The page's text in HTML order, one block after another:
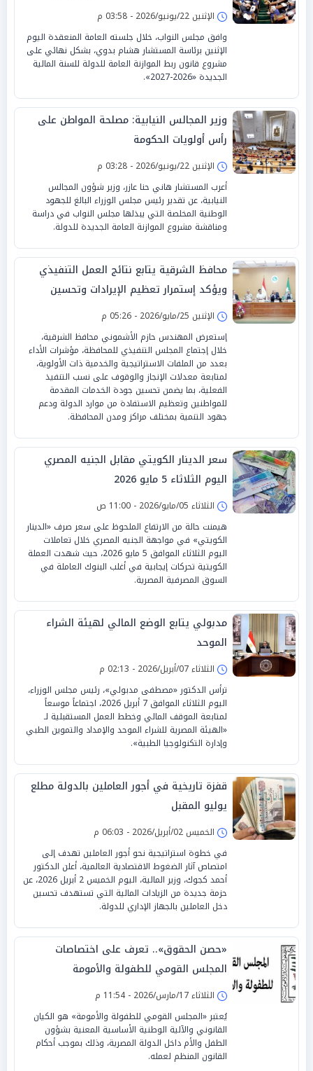
الإثنين 22/يونيو/2026 - 03:58 م
وافق مجلس النواب، خلال جلسته العامة المنعقدة اليوم
الإثنين برئاسة المستشار هشام بدوي، بشكل نهائي على
مشروع قانون ربط الموازنة العامة للدولة للسنة المالية
الجديدة «2026-2027».
وزير المجالس النيابية: مصلحة المواطن على
رأس أولويات الحكومة
الإثنين 22/يونيو/2026 - 03:28 م
أعرب المستشار هاني حنا عازر، وزير شؤون المجالس
النيابية، عن تقدير رئيس مجلس الوزراء البالغ للجهود
الوطنية المخلصة التي يبذلها مجلس النواب في دراسة
ومناقشة مشروع الموازنة العامة الجديدة للدولة.
محافظ الشرقية يتابع نتائج العمل التنفيذي
ويؤكد إستمرار تعظيم الإيرادات وتحسين
الخدمات للمواطنين
الإثنين 25/مايو/2026 - 05:26 م
إستعرض المهندس حازم الأشموني محافظ الشرقية،
خلال إجتماع المجلس التنفيذي للمحافظة، مؤشرات الأداء
بعدد من الملفات الاستراتيجية والخدمية ذات الأولوية،
لمتابعة معدلات الإنجاز والوقوف على نسب التنفيذ
الفعلية، بما يضمن تحسين جودة الخدمات المقدمة
للمواطنين وتعظيم الاستفادة من موارد الدولة ودعم
جهود التنمية بمختلف مراكز ومدن المحافظة.
سعر الدينار الكويتي مقابل الجنيه المصري
اليوم الثلاثاء 5 مايو 2026
الثلاثاء 05/مايو/2026 - 11:00 ص
هيمنت حالة من الارتفاع الملحوظ على سعر صرف «الدينار
الكويتي» في مواجهة الجنيه المصري خلال تعاملات
اليوم الثلاثاء الموافق 5 مايو 2026، حيث شهدت العملة
الكويتية تحركات إيجابية في أغلب البنوك العاملة في
السوق المصرفية المصرية.
مدبولي يتابع الوضع المالي لهيئة الشراء
الموحد
الثلاثاء 07/أبريل/2026 - 02:13 م
ترأس الدكتور «مصطفى مدبولي»، رئيس مجلس الوزراء،
اليوم الثلاثاء الموافق 7 أبريل 2026، اجتماعاً موسعاً
لمتابعة الموقف المالي وخطط العمل المستقبلية لـ
«الهيئة المصرية للشراء الموحد والإمداد والتموين الطبي
وإدارة التكنولوجيا الطبية».
قفزة تاريخية في أجور العاملين بالدولة مطلع
يوليو المقبل
الخميس 02/أبريل/2026 - 06:03 م
في خطوة استراتيجية نحو أجور العاملين تهدف إلى
امتصاص آثار الضغوط الاقتصادية العالمية، أعلن الدكتور
أحمد كجوك، وزير المالية، اليوم الخميس 2 أبريل 2026، عن
حزمة جديدة من الزيادات المالية التي تستهدف تحسين
دخل العاملين بالجهاز الإداري للدولة.
«حصن الحقوق».. تعرف على اختصاصات
المجلس القومي للطفولة والأمومة
الثلاثاء 17/مارس/2026 - 11:54 م
يُعتبر «المجلس القومي للطفولة والأمومة» هو الكيان
القانوني والآلية الوطنية الأساسية المعنية بشؤون
الطفل والأم داخل الدولة المصرية، وذلك بموجب أحكام
القانون المنظم لعمله.